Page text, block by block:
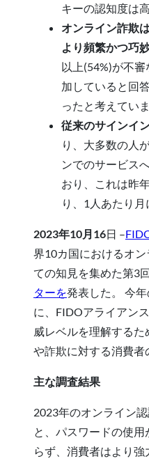
キーの認知度は
オンライン詐欺
より頻繁かつ巧
以上(54%)が不
加していると回
ったと考えてい
従来のサインイ
り、大多数の人
ンでのサービス
おり、これは昨
り、1人あたり
2023年10月16日 –
界10カ国におけるオ
ての知見を集めた第3
ターを発表した。 今
に、FIDOアライアン
威レベルを理解する
や詐欺に対する消費者
主な調査結果
2023年のオンライン
と、パスワードの使
らず、消費者はより